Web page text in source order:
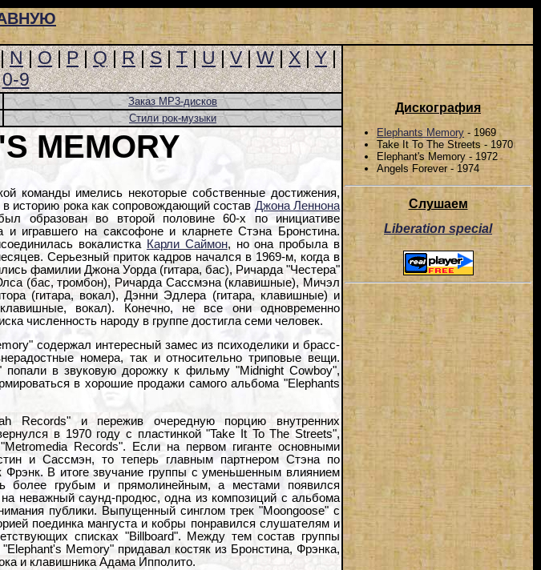
N|O|P|Q|R|S|T|U|V|W|X|Y|
0-9
Дискография
Elephants Memory - 1969
Take It To The Streets - 1970
Elephant's Memory - 1972
Angels Forever - 1974
Слушаем
Liberation special
Заказ MP3-дисков
Стили рок-музыки
MEMORY
команды имелись некоторые собственные достижения,
историю рока как сопровождающий состав Джона Леннона
образован во второй половине 60-х по инициативе
и игравшего на саксофоне и кларнете Стэна Бронстина.
вокалистка Карли Саймон, но она пробыла в
Серьезный приток кадров начался в 1969-м, когда в
фамилии Джона Уорда (гитара, бас), Ричарда "Честера"
(бас, тромбон), Ричарда Сассмэна (клавишные), Мичэл
(гитара, вокал), Дэнни Эдлера (гитара, клавишные) и
вокал). Конечно, не все они одновременно
численность народу в группе достигла семи человек.
содержал интересный замес из психоделики и брасс-
номера, так и относительно триповые вещи.
в звуковую дорожку к фильму "Midnight Cowboy",
в хорошие продажи самого альбома "Elephants
Records" и пережив очередную порцию внутренних
в 1970 году с пластинкой "Take It To The Streets",
Records". Если на первом гиганте основными
и Сассмэн, то теперь главным партнером Стэна по
Фрэнк. В итоге звучание группы с уменьшенным влиянием
более грубым и прямолинейным, а местами появился
на неважный саунд-продюс, одна из композиций с альбома
публики. Выпущенный синглом трек "Moongoose" с
поединка мангуста и кобры понравился слушателям и
списках "Billboard". Между тем состав группы
Memory" придавал костяк из Бронстина, Фрэнка,
и клавишника Адама Ипполито.